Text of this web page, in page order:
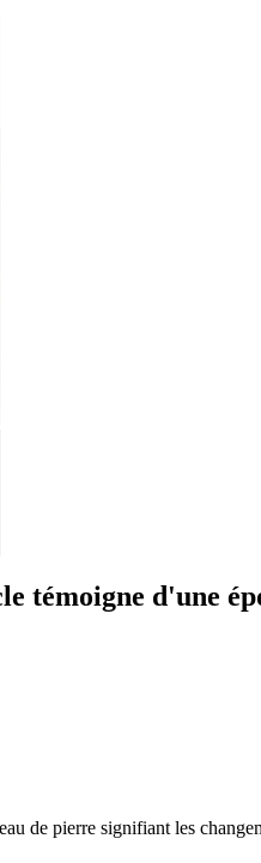
témoigne d'une
de pierre signifiant les